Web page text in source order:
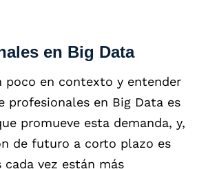
en Big Data
poco en contexto y entender
profesionales en Big Data es
promueve esta demanda, y,
de futuro a corto plazo es
cada vez están más